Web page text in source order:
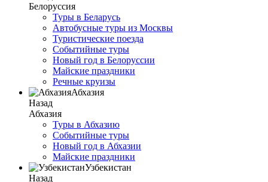
Белоруссия
Туры в Беларусь
Автобусные туры из Москвы
Туристические поезда
Событийные туры
Новый год в Белоруссии
Майские праздники
Речные круизы
Абхазия
Назад
Абхазия
Туры в Абхазию
Событийные туры
Новый год в Абхазии
Майские праздники
Узбекистан
Назад